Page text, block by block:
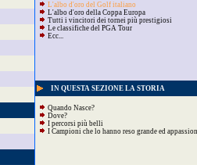
L'albo d'oro del Golf italiano
L'albo d'oro della Coppa Europa
Tutti i vincitori dei tornei più prestigiosi
Le classifiche del PGA Tour
Ecc...
IN QUESTA SEZIONE LA STORIA
Quando Nasce?
Dove?
I percorsi più belli
I Campioni che lo hanno reso grande ed